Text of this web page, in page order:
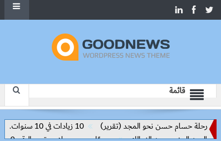
قائمة
رحلة حسام حسن نحو المجد (تقرير)
10 زيادات في 10 سنوات.. هل حان الوقت لرفع دعم البنزين نهائيا؟